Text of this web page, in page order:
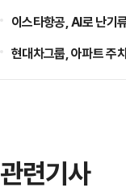
이스타항공, AI로 난기
현대차그룹, 아파트 주
관련기사